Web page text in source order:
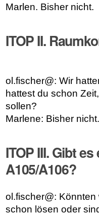
Marlen. Bisher nicht.
ITOP II.
ol.fischer@: Wir
hattest du schon
sollen?
Marlene: Bisher nicht.
ITOP III. Gibt
A105/A106?
ol.fischer@:
schon lösen oder